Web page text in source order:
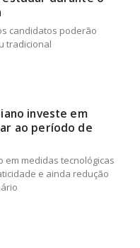
candidatos poderão
tradicional
investe em
ao período de
medidas tecnológicas
e ainda redução